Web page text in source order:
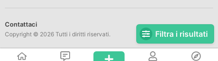
Filtra i risultati
Contattaci
Copyright © 2026 Tutti i diritti riservati.